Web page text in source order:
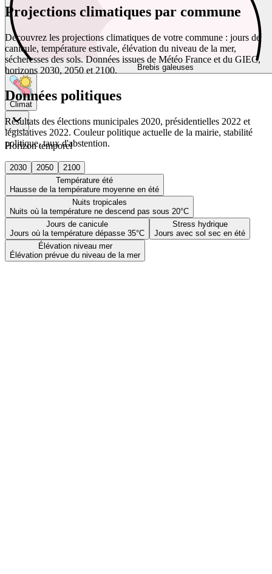
Brebis galeuses
Climat
Horizon temporel
2030 2050
2100
Température été
Hausse de la température moyenne en été
Nuits tropicales
Nuits où la température ne descend pas sous 20°C
Jours de canicule
Jours où la température dépasse 35°C
Stress hydrique
Jours avec sol sec en été
Élévation niveau mer
Élévation prévue du niveau de la mer
Projections climatiques par commune
Découvrez les projections climatiques de votre commune : jours de
canicule, température estivale, élévation du niveau de la mer,
sécheresses des sols. Données issues de Météo France et du GIEC,
horizons 2030, 2050 et 2100.
Données politiques
Résultats des élections municipales 2020, présidentielles 2022 et
législatives 2022. Couleur politique actuelle de la mairie, stabilité
politique, taux d'abstention.